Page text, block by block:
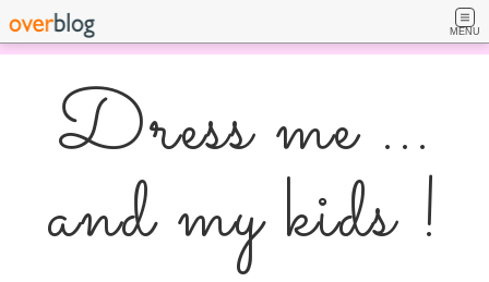
MENU
Dress me ...
and my kids !